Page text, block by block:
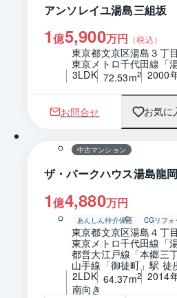
アンソレイユ湯島三組坂
1億5,900万円 （税込）
東京都文京区湯島３丁目
東京メトロ千代田線「
3LDK 72.53m2 2000
お問合せ お気1 / 0
中古マンション
ザ・パークハウス湯島龍
1億4,880万円
あんしん仲介保証 CGリフォ
東京都文京区湯島４丁目
東京メトロ千代田線「
都営大江戸線「本郷三
山手線「御徒町」駅 徒
2LDK 64.37m2 2014
南向き